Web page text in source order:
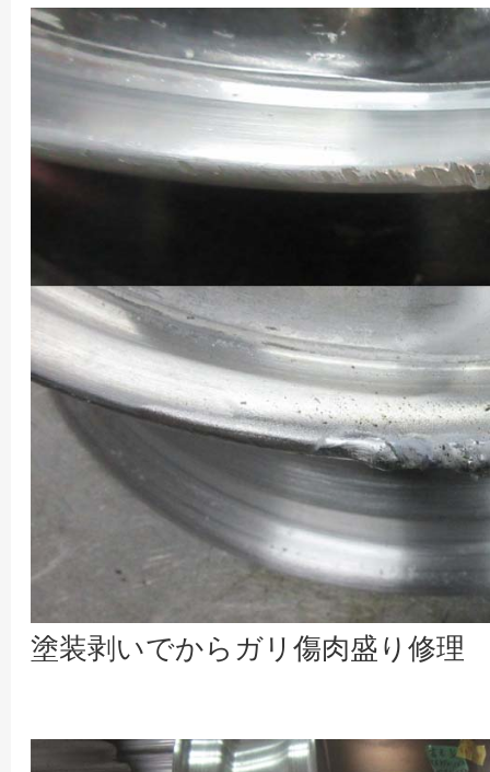
塗装剥いでからガリ傷肉盛り修理